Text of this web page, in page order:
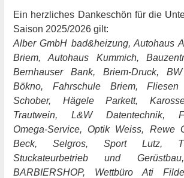
Ein herzliches Dankeschön für die
Saison 2025/2026 gilt:
Alber GmbH bad&heizung, Autohaus
Briem, Autohaus Kummich,
Bernhauser Bank, Briem-Druck,
Bökno, Fahrschule Briem,
Schober, Hägele Parkett,
Trautwein, L&W Datentechnik,
Omega-Service, Optik Weiss, Rewe
Beck, Selgros, Sport Lutz,
Stuckateurbetrieb und
BARBIERSHOP, Wettbüro Ati